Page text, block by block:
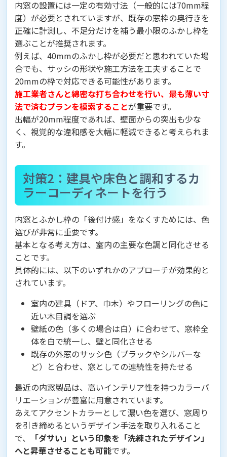
内窓の設置には一定の有効寸法（一般的には70mm程
度）が必要とされていますが、既存の窓枠の奥行きを
正確に計測し、不足分だけを補う最小限のふかし枠を
選ぶことが推奨されます。
例えば、40mmのふかし枠が必要だと思われていた場
合でも、サッシの形状や施工方法を工夫することで
20mmの枠で対応できる可能性があります。
施工業者さんと綿密な打ち合わせを行い、最も薄い寸
法で済むプランを模索することが重要です。
出幅が20mm程度であれば、壁面からの突出も少な
く、視覚的な違和感を大幅に軽減できると考えられま
す。
対策2：建具や床色と調和するカ
ラーコーディネートを行う
内窓とふかし枠の「後付け感」をなくすためには、色
選びが非常に重要です。
基本となる考え方は、室内の主要な色調と同化させる
ことです。
具体的には、以下のいずれかのアプローチが効果的と
されています。
室内の建具（ドア、巾木）やフローリングの色に
近い木目調を選ぶ
壁紙の色（多くの場合は白）に合わせて、窓枠全
体を白で統一し、壁と同化させる
既存の外窓のサッシ色（ブラックやシルバーな
ど）と合わせ、窓としての連続性を持たせる
最近の内窓製品は、高いインテリア性を持つカラーバ
リエーションが豊富に用意されています。
あえてアクセントカラーとして濃い色を選び、窓周り
を引き締めるというデザイン手法を取り入れること
で、
「ダサい」という印象を「洗練されたデザイン」
へと昇華させることも可能です。